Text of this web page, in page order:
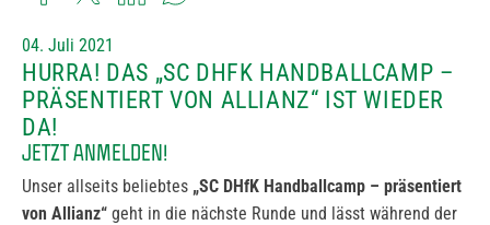
04. Juli 2021
HURRA! DAS „SC DHFK HANDBALLCAMP –
PRÄSENTIERT VON ALLIANZ“ IST WIEDER
DA!
JETZT ANMELDEN!
Unser allseits beliebtes „SC DHfK Handballcamp – präsentiert
von Allianz“ geht in die nächste Runde und lässt während der